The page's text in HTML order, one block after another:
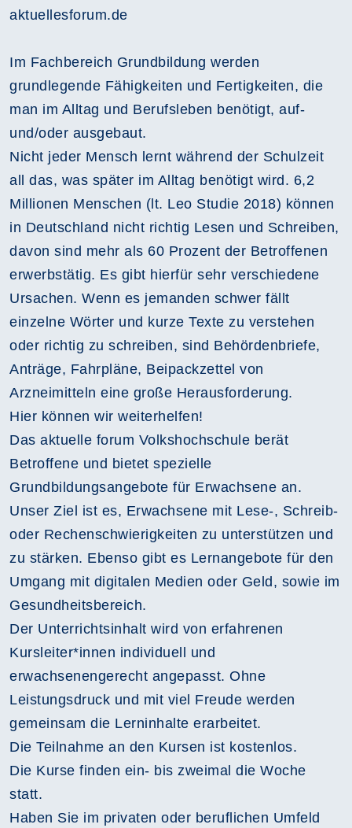
aktuellesforum.de
Im Fachbereich Grundbildung werden
grundlegende Fähigkeiten und Fertigkeiten, die
man im Alltag und Berufsleben benötigt, auf-
und/oder ausgebaut.
Nicht jeder Mensch lernt während der Schulzeit
all das, was später im Alltag benötigt wird. 6,2
Millionen Menschen (lt. Leo Studie 2018) können
in Deutschland nicht richtig Lesen und Schreiben,
davon sind mehr als 60 Prozent der Betroffenen
erwerbstätig. Es gibt hierfür sehr verschiedene
Ursachen. Wenn es jemanden schwer fällt
einzelne Wörter und kurze Texte zu verstehen
oder richtig zu schreiben, sind Behördenbriefe,
Anträge, Fahrpläne, Beipackzettel von
Arzneimitteln eine große Herausforderung.
Hier können wir weiterhelfen!
Das aktuelle forum Volkshochschule berät
Betroffene und bietet spezielle
Grundbildungsangebote für Erwachsene an.
Unser Ziel ist es, Erwachsene mit Lese-, Schreib-
oder Rechenschwierigkeiten zu unterstützen und
zu stärken. Ebenso gibt es Lernangebote für den
Umgang mit digitalen Medien oder Geld, sowie im
Gesundheitsbereich.
Der Unterrichtsinhalt wird von erfahrenen
Kursleiter*innen individuell und
erwachsenengerecht angepasst. Ohne
Leistungsdruck und mit viel Freude werden
gemeinsam die Lerninhalte erarbeitet.
Die Teilnahme an den Kursen ist kostenlos.
Die Kurse finden ein- bis zweimal die Woche
statt.
Haben Sie im privaten oder beruflichen Umfeld